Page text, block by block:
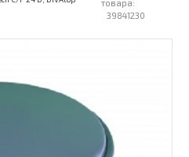
товара:
39841230